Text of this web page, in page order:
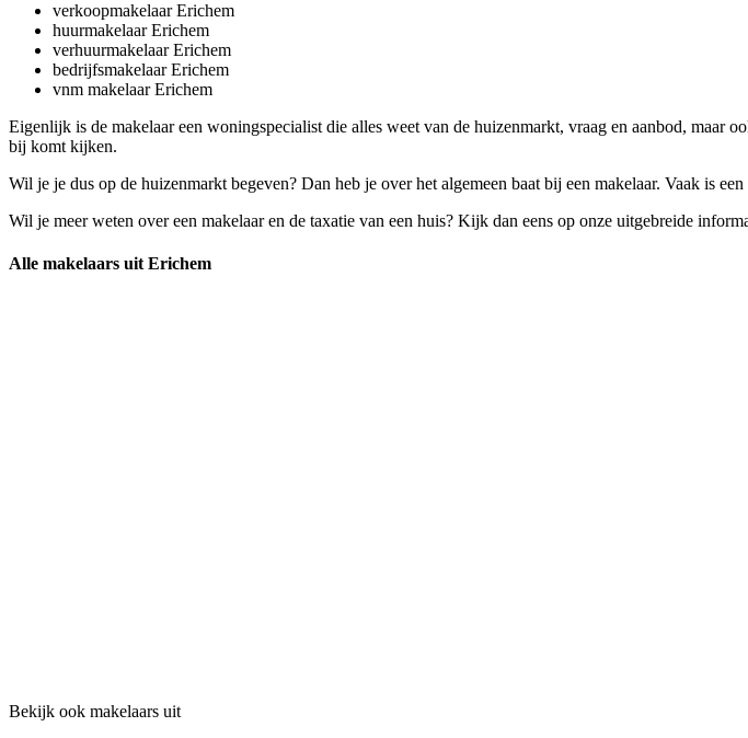
verkoopmakelaar Erichem
huurmakelaar Erichem
verhuurmakelaar Erichem
bedrijfsmakelaar Erichem
vnm makelaar Erichem
Eigenlijk is de makelaar een woningspecialist die alles weet van de huizenmarkt, vraag en aanbod, maar
bij komt kijken.
Wil je je dus op de huizenmarkt begeven? Dan heb je over het algemeen baat bij een makelaar. Vaak is
Wil je meer weten over een makelaar en de taxatie van een huis? Kijk dan eens op onze uitgebreide
Alle makelaars uit Erichem
Bekijk ook makelaars uit